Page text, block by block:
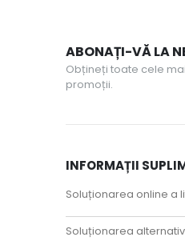
ABONAȚI-VĂ LA
Obțineți toate cele
promoții.
INFORMAȚII
Soluționarea online a
Soluționarea